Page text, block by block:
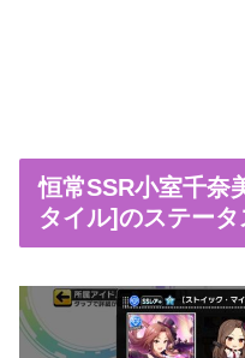
恒常SSR小室千奈
タイル]のステー